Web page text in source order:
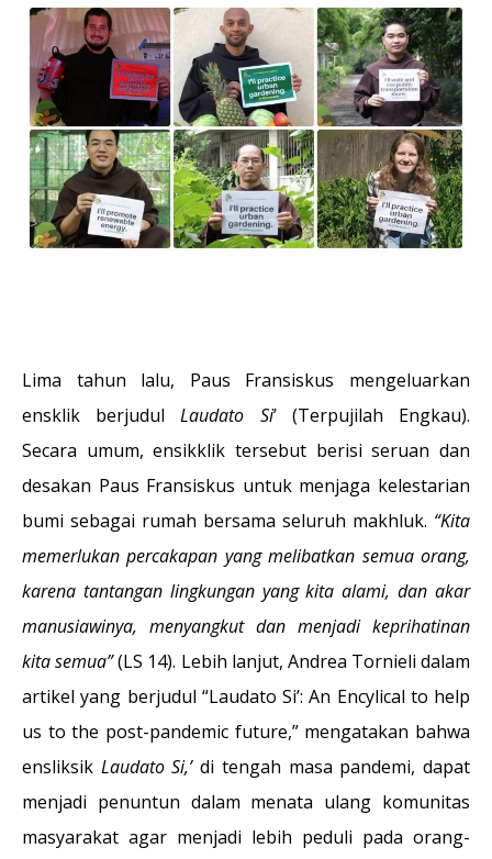
Lima tahun lalu, Paus Fransiskus mengeluarkan
ensklik berjudulLaudato Si’ (Terpujilah Engkau).
Secara umum, ensikklik tersebut berisi seruan dan
desakan Paus Fransiskus untuk menjaga kelestarian
bumi sebagai rumah bersama seluruh makhluk. “Kita
memerlukan percakapan yang melibatkan semua orang,
karena tantangan lingkungan yang kita alami, dan akar
manusiawinya, menyangkut dan menjadi keprihatinan
kita semua”(LS 14). Lebih lanjut, Andrea Tornieli dalam
artikel yang berjudul “Laudato Si’: An Encylical to help
us to the post-pandemic future,” mengatakan bahwa
ensliksik Laudato Si,’di tengah masa pandemi, dapat
menjadi penuntun dalam menata ulang komunitas
masyarakat agar menjadi lebih peduli pada orang-